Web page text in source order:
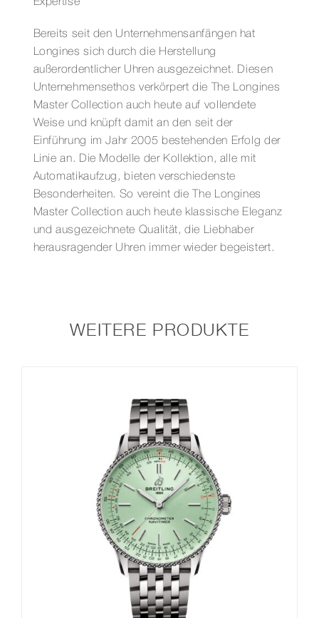
Expertise
Bereits seit den Unternehmensanfängen hat
Longines sich durch die Herstellung
außerordentlicher Uhren ausgezeichnet. Diesen
Unternehmensethos verkörpert die The Longines
Master Collection auch heute auf vollendete
Weise und knüpft damit an den seit der
Einführung im Jahr 2005 bestehenden Erfolg der
Linie an. Die Modelle der Kollektion, alle mit
Automatikaufzug, bieten verschiedenste
Besonderheiten. So vereint die The Longines
Master Collection auch heute klassische Eleganz
und ausgezeichnete Qualität, die Liebhaber
herausragender Uhren immer wieder begeistert.
WEITERE PRODUKTE